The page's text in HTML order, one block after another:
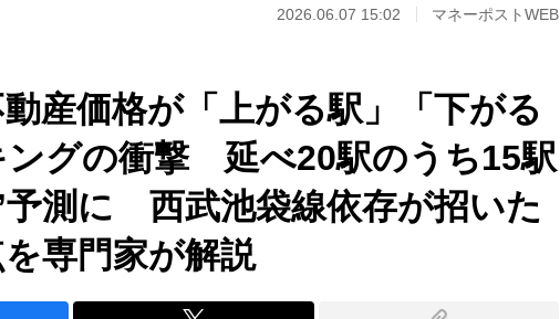
2026.06.07 15:02 マネーポストWEB
産価格が「上がる駅」「下がる
ングの衝撃 延べ20駅のうち15駅
予測に 西武池袋線依存が招いた
専門家が解説